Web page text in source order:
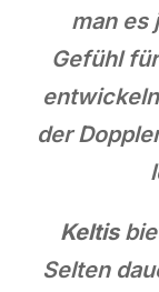
man es
Gefühl
der
Keltis
Selten